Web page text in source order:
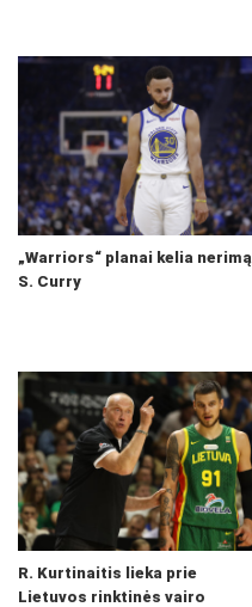
„Warriors“ planai kelia nerimą
S. Curry
R. Kurtinaitis lieka prie
Lietuvos rinktinės vairo